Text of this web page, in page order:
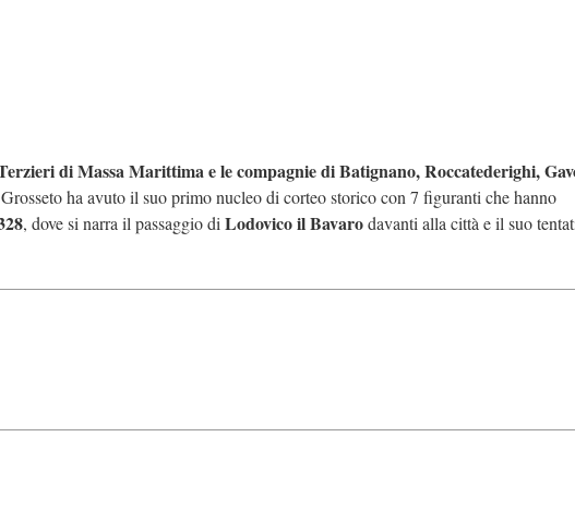
di Massa Marittima e le compagnie di Batignano, Roccatederighi,
ha avuto il suo primo nucleo di corteo storico con 7 figuranti che hanno
, dove si narra il passaggio di Lodovico il Bavarodavanti alla città e il suo